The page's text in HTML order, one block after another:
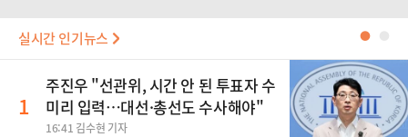
실시간 인기뉴스 ●
1
주진우 "선관위, 시간 안 된 투표자 수
미리 입력…대선·총선도 수사해야"
16:41 김수현 기자